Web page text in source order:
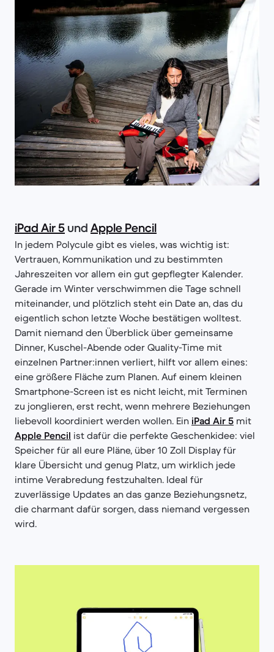
iPad Air 5 und Apple Pencil
In jedem Polycule gibt es vieles, was wichtig ist:
Vertrauen, Kommunikation und zu bestimmten
Jahreszeiten vor allem ein gut gepflegter Kalender.
Gerade im Winter verschwimmen die Tage schnell
miteinander, und plötzlich steht ein Date an, das du
eigentlich schon letzte Woche bestätigen wolltest.
Damit niemand den Überblick über gemeinsame
Dinner, Kuschel-Abende oder Quality-Time mit
einzelnen Partner:innen verliert, hilft vor allem eines:
eine größere Fläche zum Planen. Auf einem kleinen
Smartphone-Screen ist es nicht leicht, mit Terminen
zu jonglieren, erst recht, wenn mehrere Beziehungen
liebevoll koordiniert werden wollen. Ein iPad Air 5 mit
Apple Pencil ist dafür die perfekte Geschenkidee: viel
Speicher für all eure Pläne, über 10 Zoll Display für
klare Übersicht und genug Platz, um wirklich jede
intime Verabredung festzuhalten. Ideal für
zuverlässige Updates an das ganze Beziehungsnetz,
die charmant dafür sorgen, dass niemand vergessen
wird.